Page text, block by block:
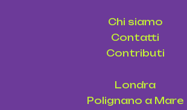
Chi siamo
Contatti
Contributi
Londra
Polignano a Mare